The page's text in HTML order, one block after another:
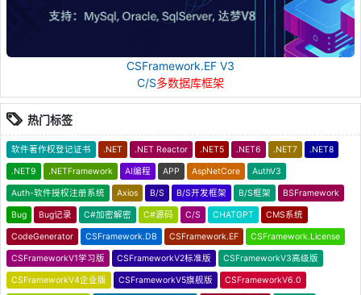
CSFramework.EF V3
C/S多数据库框架
热门标签
软件著作权登记证书 .NET .NET Reactor .NET5 .NET6 .NET7 .NET8
.NET9 .NETFramework AI编程 APP AspNetCore AuthV3
Auth-软件授权注册系统 Axios B/S B/S开发框架 B/S框架 BSFramework
Bug Bug记录 C#加密解密 C#源码 C/S CHATGPT CMS系统
CodeGenerator CSFramework.DB CSFramework.EF CSFramework.License
CSFrameworkV1学习版 CSFrameworkV2标准版 CSFrameworkV3高级版
CSFrameworkV4企业版 CSFrameworkV5旗舰版 CSFrameworkV6.0